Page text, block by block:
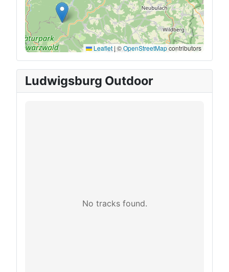
Leaflet | ©OpenStreetMapcontributors
Ludwigsburg Outdoor
No tracks found.